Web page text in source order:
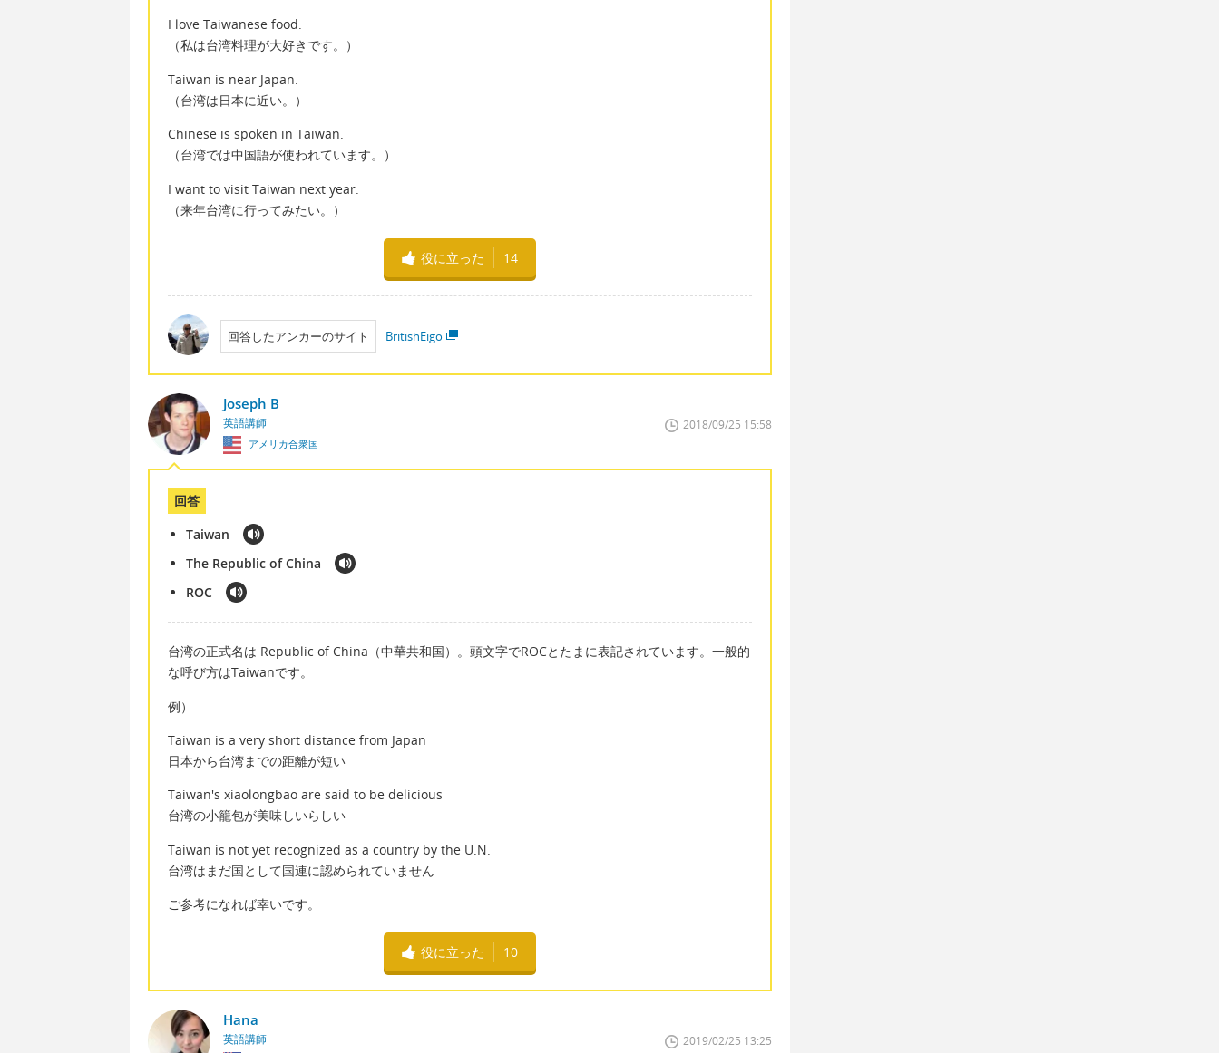
I love Taiwanese food.
（私は台湾料理が大好きです。）
Taiwan is near Japan.
（台湾は日本に近い。）
Chinese is spoken in Taiwan.
（台湾では中国語が使われています。）
I want to visit Taiwan next year.
（来年台湾に行ってみたい。）
役に立った 14
回答したアンカーのサイト BritishEigo
Joseph B
英語講師
アメリカ合衆国
2018/09/25 15:58
回答
Taiwan
The Republic of China
ROC
台湾の正式名は Republic of China（中華共和国）。頭文字でROCとたまに表記されています。一般的
な呼び方はTaiwanです。
例）
Taiwan is a very short distance from Japan
日本から台湾までの距離が短い
Taiwan's xiaolongbao are said to be delicious
台湾の小籠包が美味しいらしい
Taiwan is not yet recognized as a country by the U.N.
台湾はまだ国として国連に認められていません
ご参考になれば幸いです。
役に立った 10
Hana
英語講師 2019/02/25 13:25